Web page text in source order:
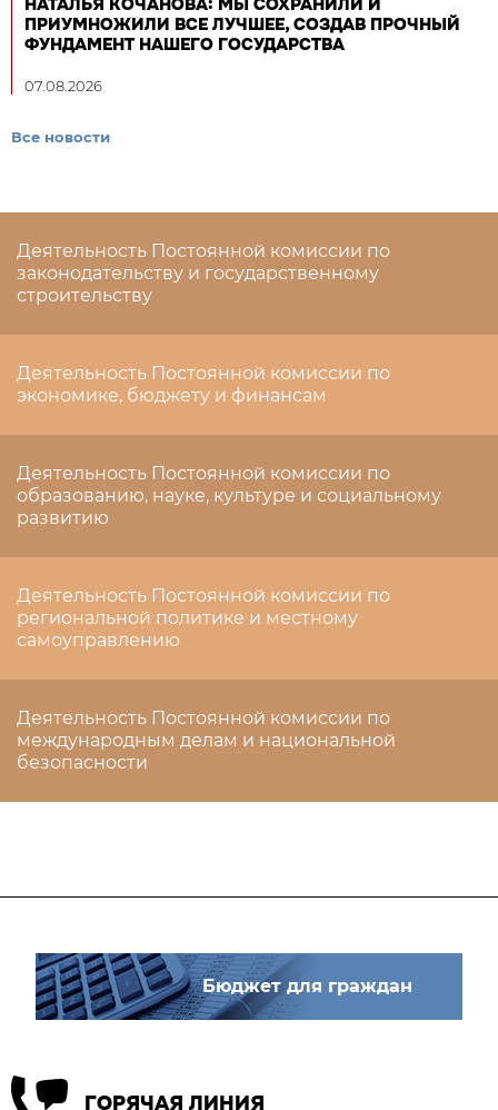
НАТАЛЬЯ КОЧАНОВА: МЫ СОХРАНИЛИ И
ПРИУМНОЖИЛИ ВСЕ ЛУЧШЕЕ, СОЗДАВ ПРОЧНЫЙ
ФУНДАМЕНТ НАШЕГО ГОСУДАРСТВА
07.08.2026
Все новости
Деятельность Постоянной комиссии по
законодательству и государственному
строительству
Деятельность Постоянной комиссии по
экономике, бюджету и финансам
Деятельность Постоянной комиссии по
образованию, науке, культуре и социальному
развитию
Деятельность Постоянной комиссии по
региональной политике и местному
самоуправлению
Деятельность Постоянной комиссии по
международным делам и национальной
безопасности
Бюджет для граждан
ГОРЯЧАЯ ЛИНИЯ